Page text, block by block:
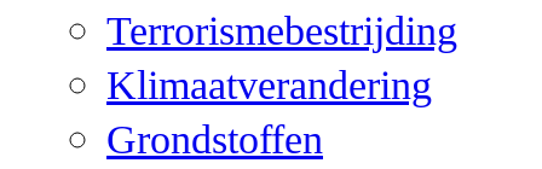
Terrorismebestrijding
Klimaatverandering
Grondstoffen